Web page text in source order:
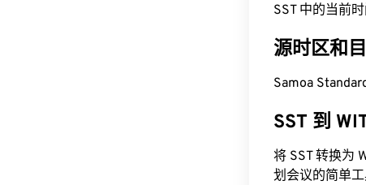
SST 中的当前
源时区和
Samoa
SST 到
将 SST 转换为
划会议的简单工